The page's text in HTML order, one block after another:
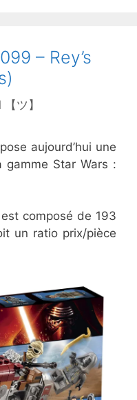
– Rey’s
ツ】
aujourd’hui une
Star Wars :
composé de 193
un ratio prix/pièce